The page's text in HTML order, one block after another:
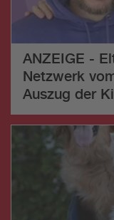
ANZEIGE -
Netzwerk
Auszug der